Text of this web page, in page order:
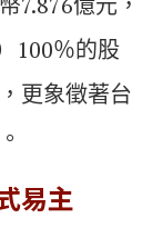
100％的股
更象徵著台
易主